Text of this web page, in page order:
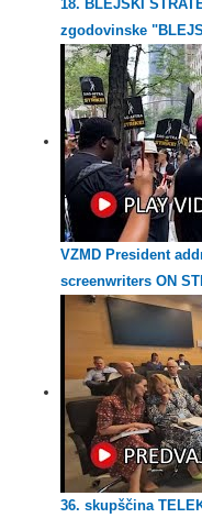
18. BLEJSKI
zgodovinske
VZMD President
screenwriters ON
36. skupščina